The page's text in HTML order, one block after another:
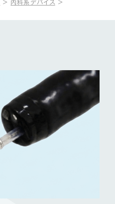
＞ 内科系デバイス
＞